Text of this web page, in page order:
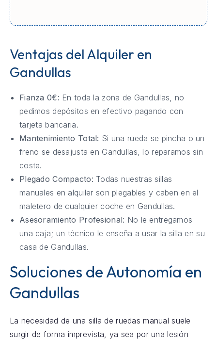
Ventajas del Alquiler en
Gandullas
Fianza 0€: En toda la zona de Gandullas, no
pedimos depósitos en efectivo pagando con
tarjeta bancaria.
Mantenimiento Total: Si una rueda se pincha o un
freno se desajusta en Gandullas, lo reparamos sin
coste.
Plegado Compacto: Todas nuestras sillas
manuales en alquiler son plegables y caben en el
maletero de cualquier coche en Gandullas.
Asesoramiento Profesional: No le entregamos
una caja; un técnico le enseña a usar la silla en su
casa de Gandullas.
Soluciones de Autonomía en
Gandullas
La necesidad de una silla de ruedas manual suele
surgir de forma imprevista, ya sea por una lesión